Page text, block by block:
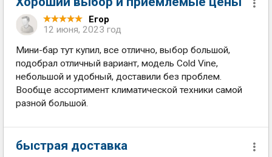
Егор
12 июня, 2023 год
Мини-бар тут купил, все отлично, выбор большой,
подобрал отличный вариант, модель Cold Vine,
небольшой и удобный, доставили без проблем.
Вообще ассортимент климатической техники самой
разной большой.
быстрая доставка